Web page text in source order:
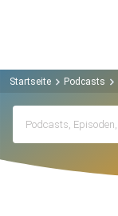
Startseite Podcasts